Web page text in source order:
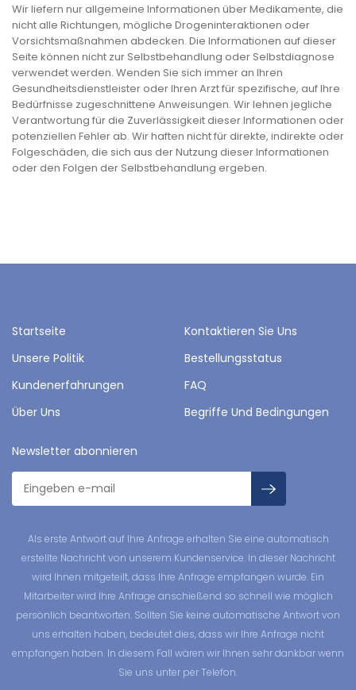
Wir liefern nur allgemeine Informationen über Medikamente, die
nicht alle Richtungen, mögliche Drogeninteraktionen oder
Vorsichtsmaßnahmen abdecken. Die Informationen auf dieser
Seite können nicht zur Selbstbehandlung oder Selbstdiagnose
verwendet werden. Wenden Sie sich immer an Ihren
Gesundheitsdienstleister oder Ihren Arzt für spezifische, auf Ihre
Bedürfnisse zugeschnittene Anweisungen. Wir lehnen jegliche
Verantwortung für die Zuverlässigkeit dieser Informationen oder
potenziellen Fehler ab. Wir haften nicht für direkte, indirekte oder
Folgeschäden, die sich aus der Nutzung dieser Informationen
oder den Folgen der Selbstbehandlung ergeben.
Startseite
Kontaktieren Sie Uns
Unsere Politik
Bestellungsstatus
Kundenerfahrungen
FAQ
Über Uns
Begriffe Und Bedingungen
Newsletter abonnieren
Als erste Antwort auf Ihre Anfrage erhalten Sie eine automatisch
erstellte Nachricht von unserem Kundenservice. In dieser Nachricht
wird Ihnen mitgeteilt, dass Ihre Anfrage empfangen wurde. Ein
Mitarbeiter wird Ihre Anfrage anschießend so schnell wie möglich
persönlich beantworten. Sollten Sie keine automatische Antwort von
uns erhalten haben, bedeutet dies, dass wir Ihre Anfrage nicht
empfangen haben. In diesem Fall wären wir Ihnen sehr dankbar wenn
Sie uns unter per Telefon.